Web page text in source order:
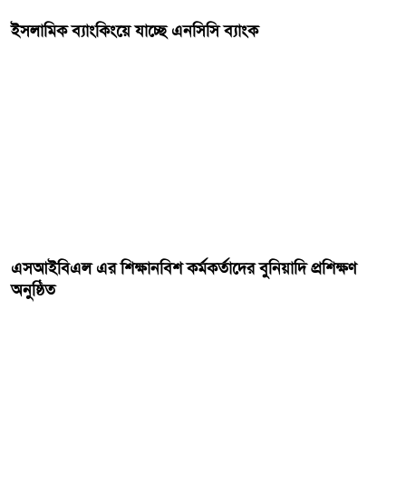
ইসলামিক ব্যাংকিংয়ে যাচ্ছে এনসিসি ব্যাংক
এসআইবিএল এর শিক্ষানবিশ কর্মকর্তাদের বুনিয়াদি প্রশিক্ষণ
অনুষ্ঠিত